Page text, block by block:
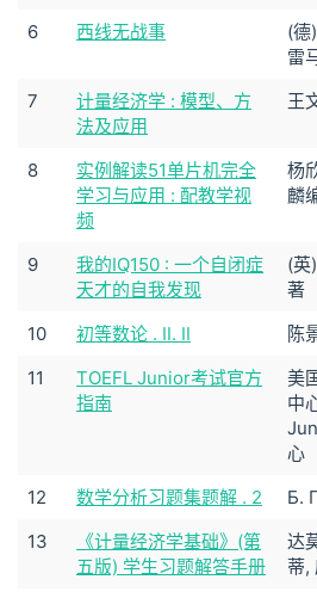
6 西线无战事
(德
雷
7
计量经济学 : 模型、方
法及应用
王
8
实例解读51单片机完全
学习与应用 : 配教学视
频
杨
麟
9
我的IQ150 : 一个自闭症
天才的自我发现
(英
著
10 初等数论 . Ⅱ. Ⅱ 陈
11
TOEFL Junior考试官方
指南
美
中
心
12 数学分析习题集题解 . 2 Б.
13
《计量经济学基础》(第
五版) 学生习题解答手册
达
蒂,